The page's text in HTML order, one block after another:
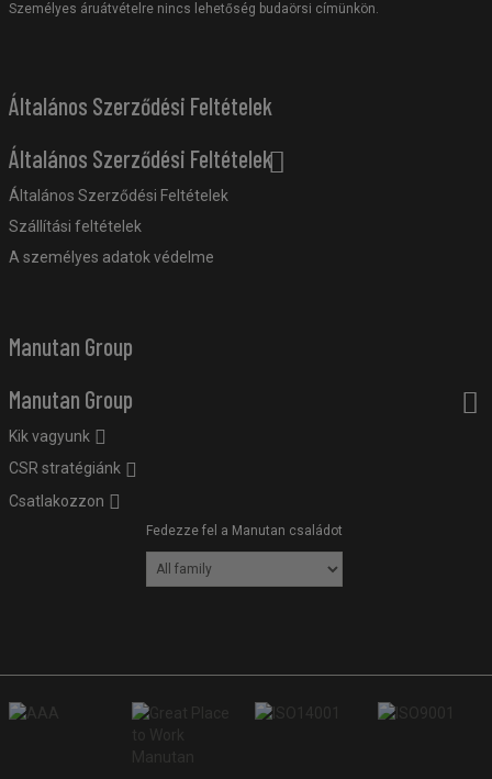
Személyes áruátvételre nincs lehetőség budaörsi címünkön.
Általános Szerződési Feltételek
Általános Szerződési Feltételek
Általános Szerződési Feltételek
Szállítási feltételek
A személyes adatok védelme
Manutan Group
Manutan Group
Kik vagyunk
CSR stratégiánk
Csatlakozzon
Fedezze fel a Manutan családot